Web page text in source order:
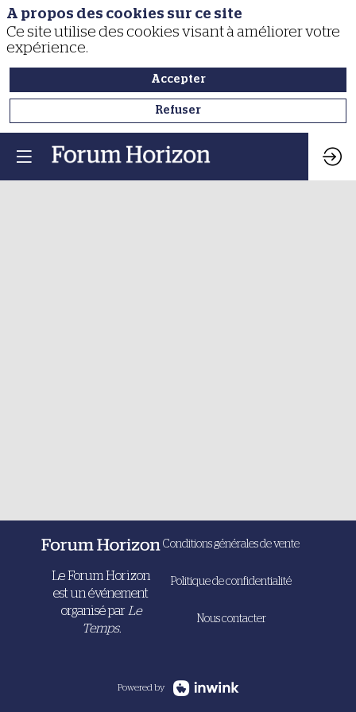
Le Forum Horizon
est un événement
organisé par Le
Temps.
Conditions générales de vente
Politique de confidentialité
Nous contacter
Powered by
A propos des cookies sur ce site
Ce site utilise des cookies visant à améliorer votre
expérience.
Accepter
Refuser